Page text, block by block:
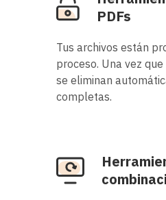
PDFs
Tus archivos están
proceso. Una vez
se eliminan
completas.